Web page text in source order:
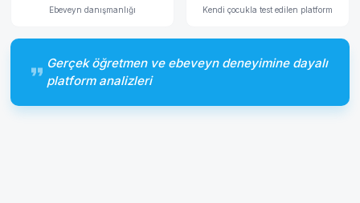
Ebeveyn danışmanlığı Kendi çocukla test edilen platform
Gerçek öğretmen ve ebeveyn deneyimine dayalı
platform analizleri